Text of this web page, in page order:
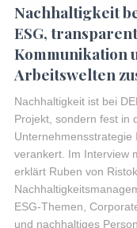
Nachhaltigkeit
ESG,
Kommunikation
Arbeitswelten
Nachhaltigkeit ist bei
Projekt, sondern fest in
Unternehmensstrategie
verankert. Im Interview
erklärt Ruben von
ESG-Themen,
und nachhaltiges